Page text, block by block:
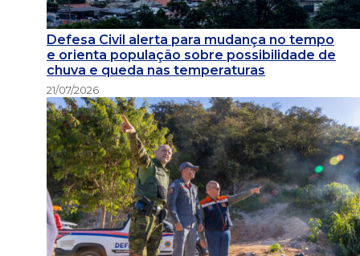
Defesa Civil alerta para mudança no tempo
e orienta população sobre possibilidade de
chuva e queda nas temperaturas
21/07/2026